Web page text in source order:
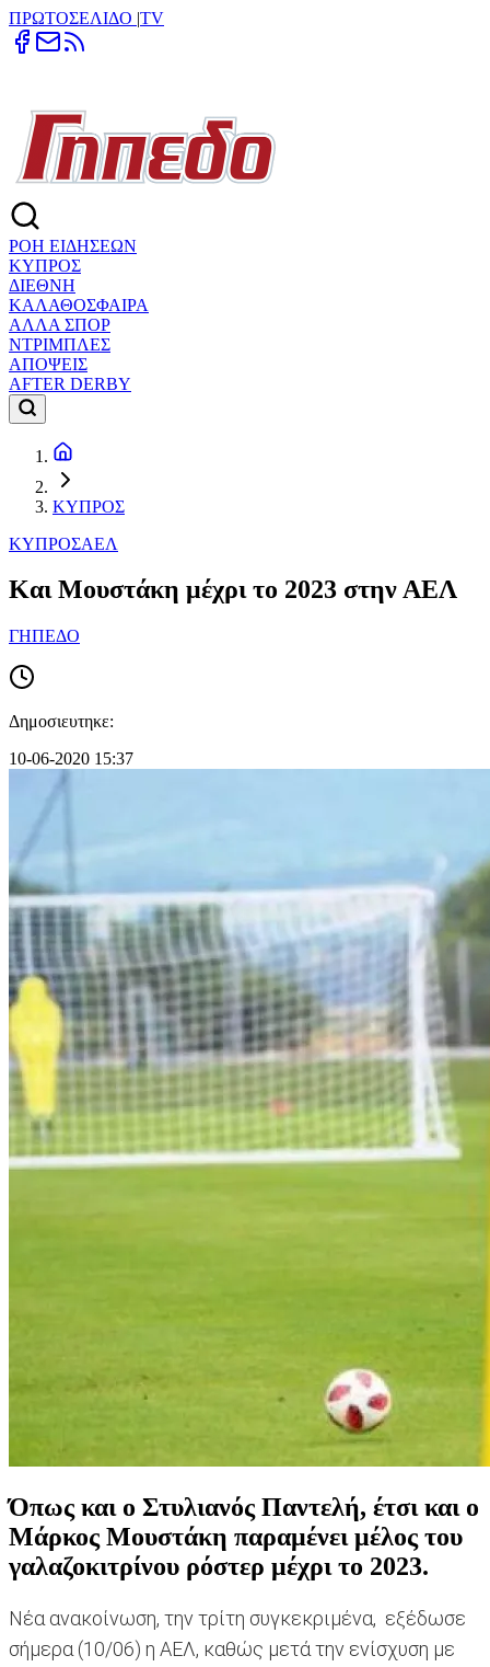
ΠΡΩΤΟΣΕΛΙΔΟ |TV
ΡΟΗ ΕΙΔΗΣΕΩΝ
ΚΥΠΡΟΣ
ΔΙΕΘΝΗ
ΚΑΛΑΘΟΣΦΑΙΡΑ
ΑΛΛΑ ΣΠΟΡ
ΝΤΡΙΜΠΛΕΣ
ΑΠΟΨΕΙΣ
AFTER DERBY
ΚΥΠΡΟΣ
ΚΥΠΡΟΣΑΕΛ
Και Μουστάκη μέχρι το 2023 στην ΑΕΛ
ΓΗΠΕΔΟ
Δημοσιευτηκε:
10-06-2020 15:37
Όπως και ο Στυλιανός Παντελή, έτσι και ο
Μάρκος Μουστάκη παραμένει μέλος του
γαλαζοκιτρίνου ρόστερ μέχρι το 2023.
Νέα ανακοίνωση, την τρίτη συγκεκριμένα, εξέδωσε
σήμερα (10/06) η ΑΕΛ, καθώς μετά την ενίσχυση με